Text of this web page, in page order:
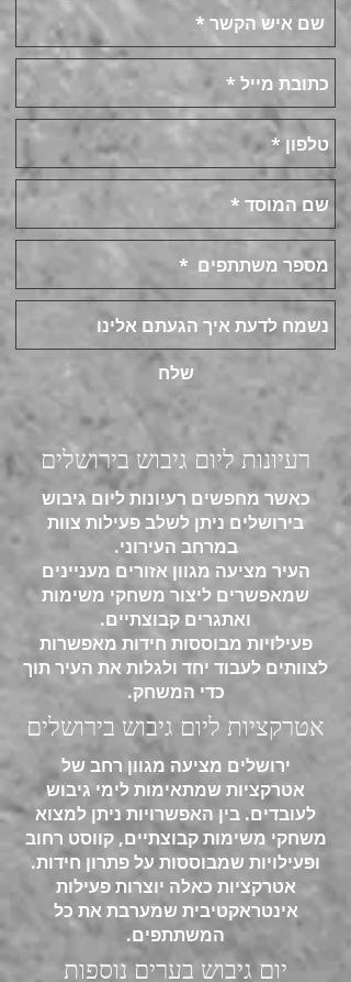
שלח
רעיונות ליום גיבוש בירושלים
כאשר מחפשים רעיונות ליום גיבוש
בירושלים ניתן לשלב פעילות צוות
במרחב העירוני.
העיר מציעה מגוון אזורים מעניינים
שמאפשרים ליצור משחקי משימות
ואתגרים קבוצתיים.
פעילויות מבוססות חידות מאפשרות
לצוותים לעבוד יחד ולגלות את העיר תוך
כדי המשחק.
אטרקציות ליום גיבוש בירושלים
ירושלים מציעה מגוון רחב של
אטרקציות שמתאימות לימי גיבוש
לעובדים. בין האפשרויות ניתן למצוא
משחקי משימות קבוצתיים, קווסט רחוב
ופעילויות שמבוססות על פתרון חידות.
אטרקציות כאלה יוצרות פעילות
אינטראקטיבית שמערבת את כל
המשתתפים.
יום גיבוש בערים נוספות